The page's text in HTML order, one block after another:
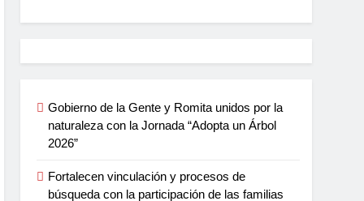
Gobierno de la Gente y Romita unidos por la
naturaleza con la Jornada “Adopta un Árbol
2026”
Fortalecen vinculación y procesos de
búsqueda con la participación de las familias